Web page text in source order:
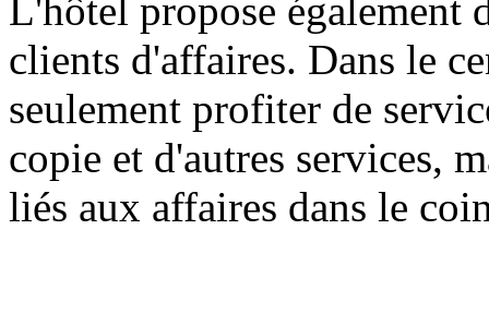
L'hôtel propose également
clients d'affaires. Dans le
seulement profiter de
copie et d'autres services,
liés aux affaires dans le